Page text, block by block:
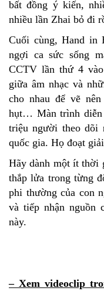
bất đồng ý kiến,
nhiều lần Zhai bỏ đi
Cuối cùng, Hand in
ngợi ca sức sống
CCTV lần thứ 4
giữa âm nhạc và
cho nhau để vẽ
hụt… Màn trình diễn
triệu người theo dõi
quốc gia. Họ đoạt
Hãy dành một ít thời
thắp lửa trong từng
phi thường của con
và tiếp nhận nguồn
này.
– Xem videoclip